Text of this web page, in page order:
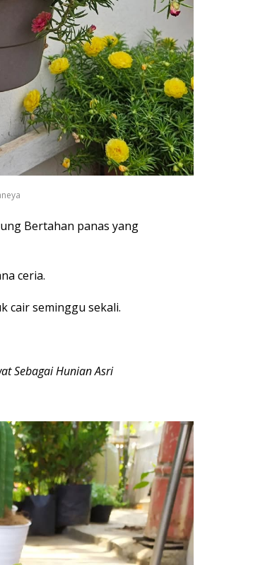
Bertahan panas yang
ceria.
cair seminggu sekali.
Sebagai Hunian Asri